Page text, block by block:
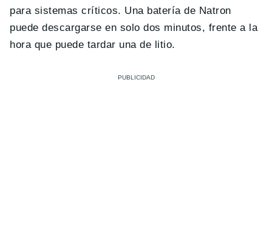
para sistemas críticos. Una batería de Natron
puede descargarse en solo dos minutos, frente a la
hora que puede tardar una de litio.